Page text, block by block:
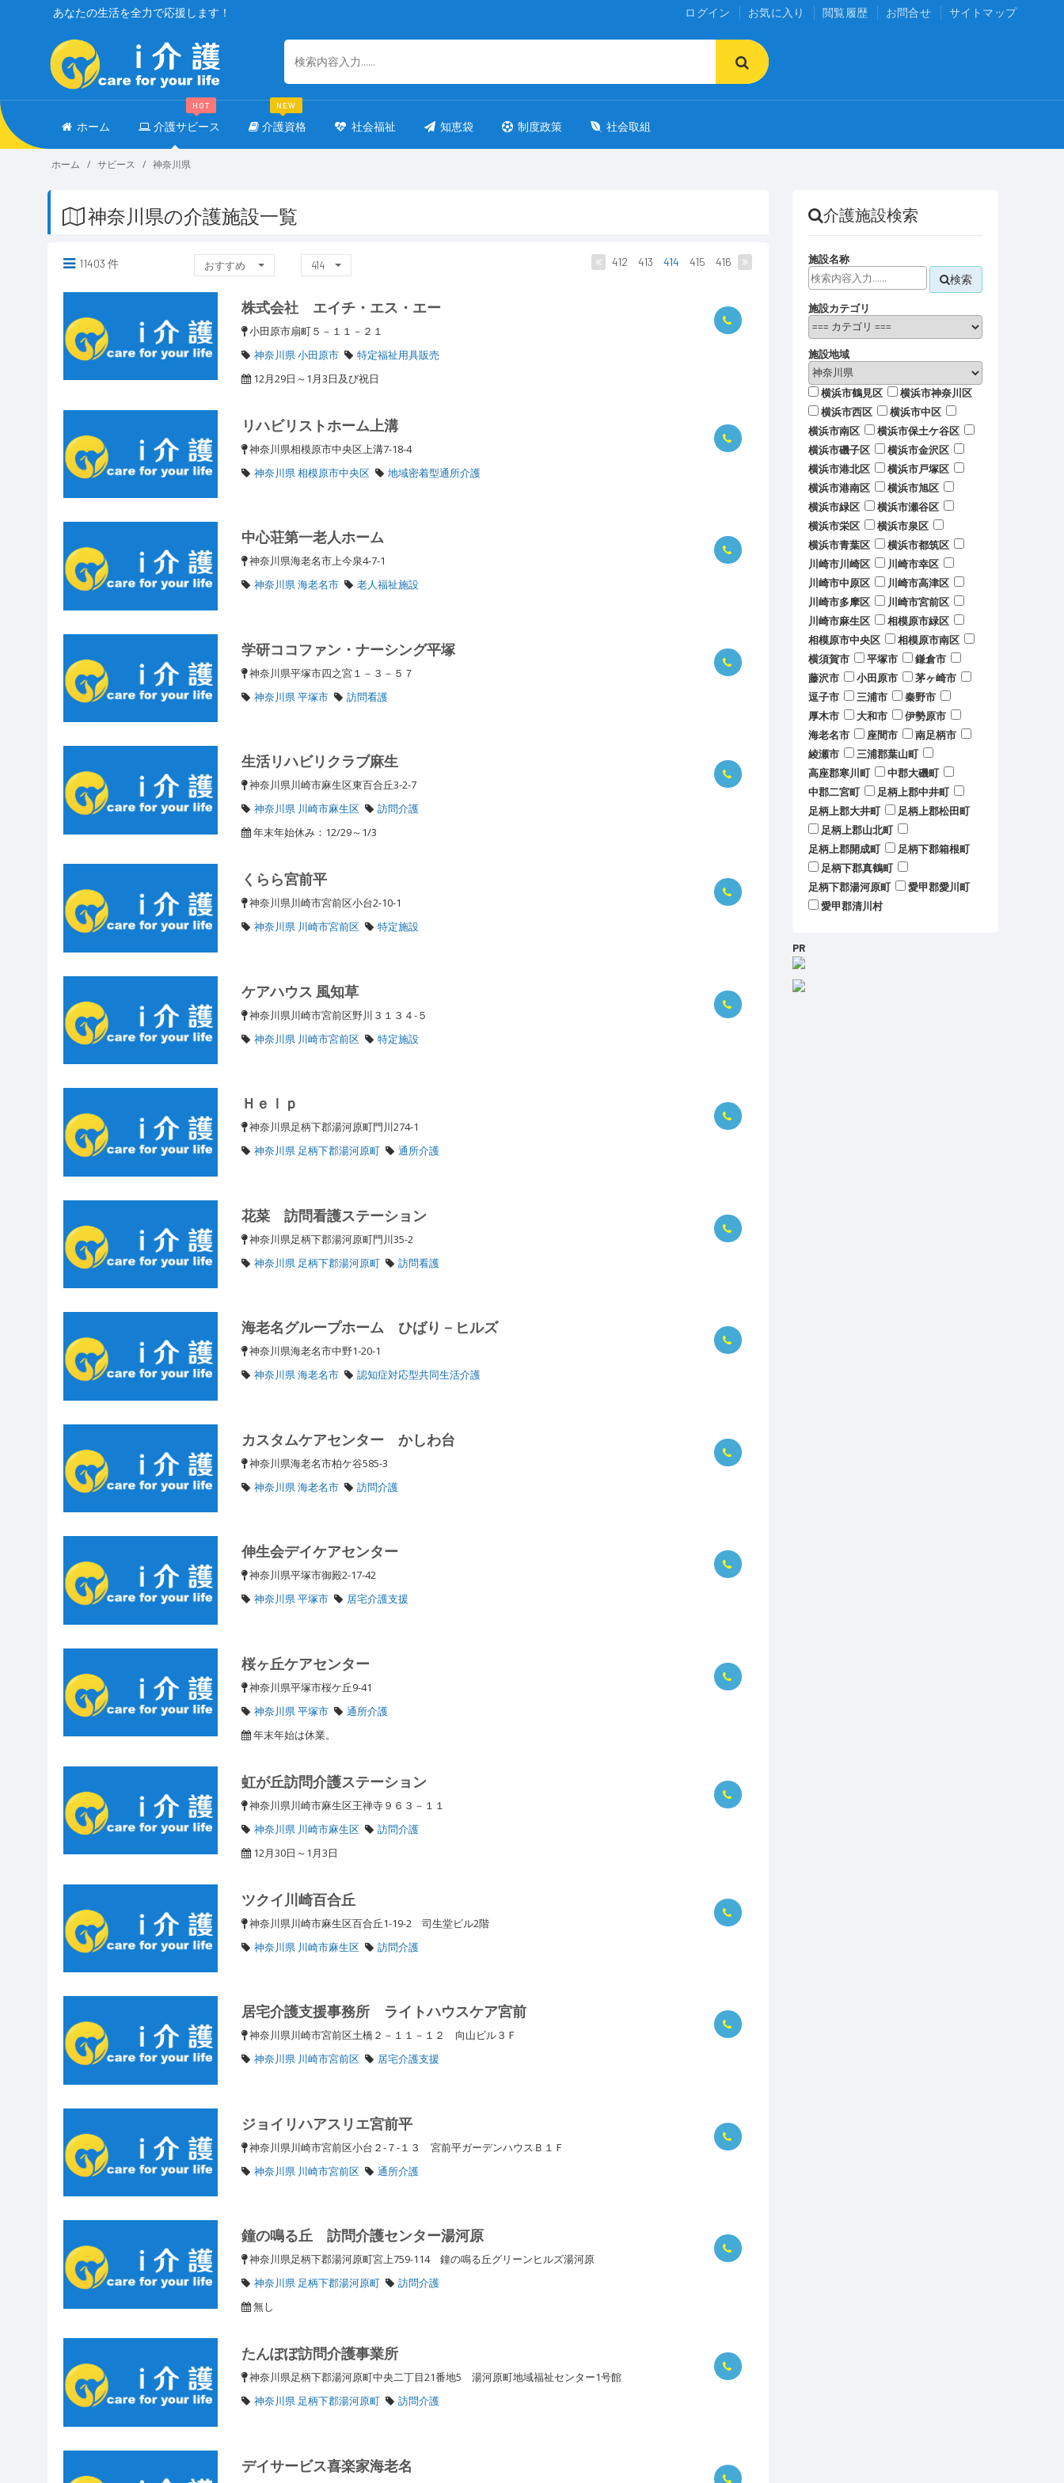
ログイン お気に入り 閲覧履歴 お問合せ サイトマップ
あなたの生活を全力で応援します！
ホーム 介護サビース
HOT
介護資格
NEW
社会福祉 知恵袋 制度政策 社会取組
ホーム サビース 神奈川県
神奈川県の介護施設一覧
11403 件 おすすめ 414 412 413 414 415 416
株式会社 エイチ・エス・エー
小田原市扇町５－１１－２１
神奈川県 小田原市
特定福祉用具販売
12月29日～1月3日及び祝日
リハビリストホーム上溝
神奈川県相模原市中央区上溝7-18-4
神奈川県 相模原市中央区
地域密着型通所介護
中心荘第一老人ホーム
神奈川県海老名市上今泉4-7-1
神奈川県 海老名市
老人福祉施設
学研ココファン・ナーシング平塚
神奈川県平塚市四之宮１－３－５７
神奈川県 平塚市
訪問看護
生活リハビリクラブ麻生
神奈川県川崎市麻生区東百合丘3-2-7
神奈川県 川崎市麻生区
訪問介護
年末年始休み：12/29～1/3
くらら宮前平
神奈川県川崎市宮前区小台2-10-1
神奈川県 川崎市宮前区
特定施設
ケアハウス 風知草
神奈川県川崎市宮前区野川３１３４-５
神奈川県 川崎市宮前区
特定施設
Ｈｅｌｐ
神奈川県足柄下郡湯河原町門川274-1
神奈川県 足柄下郡湯河原町
通所介護
花菜 訪問看護ステーション
神奈川県足柄下郡湯河原町門川35-2
神奈川県 足柄下郡湯河原町
訪問看護
海老名グループホーム ひばり－ヒルズ
神奈川県海老名市中野1-20-1
神奈川県 海老名市
認知症対応型共同生活介護
カスタムケアセンター かしわ台
神奈川県海老名市柏ケ谷585-3
神奈川県 海老名市
訪問介護
伸生会デイケアセンター
神奈川県平塚市御殿2-17-42
神奈川県 平塚市
居宅介護支援
桜ヶ丘ケアセンター
神奈川県平塚市桜ケ丘9-41
神奈川県 平塚市
通所介護
年末年始は休業。
虹が丘訪問介護ステーション
神奈川県川崎市麻生区王禅寺９６３－１１
神奈川県 川崎市麻生区
訪問介護
12月30日～1月3日
ツクイ川崎百合丘
神奈川県川崎市麻生区百合丘1-19-2 司生堂ビル2階
神奈川県 川崎市麻生区
訪問介護
居宅介護支援事務所 ライトハウスケア宮前
神奈川県川崎市宮前区土橋２－１１－１２ 向山ビル３Ｆ
神奈川県 川崎市宮前区
居宅介護支援
ジョイリハアスリエ宮前平
神奈川県川崎市宮前区小台２-７-１３ 宮前平ガーデンハウスＢ１Ｆ
神奈川県 川崎市宮前区
通所介護
鐘の鳴る丘 訪問介護センター湯河原
神奈川県足柄下郡湯河原町宮上759-114 鐘の鳴る丘グリーンヒルズ湯河原
神奈川県 足柄下郡湯河原町
訪問介護
無し
たんぽぽ訪問介護事業所
神奈川県足柄下郡湯河原町中央二丁目21番地5 湯河原町地域福祉センター1号館
神奈川県 足柄下郡湯河原町
訪問介護
デイサービス喜楽家海老名
介護施設検索
施設名称
検索
施設カテゴリ
施設地域
横浜市鶴見区
横浜市神奈川区
横浜市西区
横浜市中区
横浜市南区
横浜市保土ケ谷区
横浜市磯子区
横浜市金沢区
横浜市港北区
横浜市戸塚区
横浜市港南区
横浜市旭区
横浜市緑区
横浜市瀬谷区
横浜市栄区
横浜市泉区
横浜市青葉区
横浜市都筑区
川崎市川崎区
川崎市幸区
川崎市中原区
川崎市高津区
川崎市多摩区
川崎市宮前区
川崎市麻生区
相模原市緑区
相模原市中央区
相模原市南区
横須賀市
平塚市
鎌倉市
藤沢市
小田原市
茅ヶ崎市
逗子市
三浦市
秦野市
厚木市
大和市
伊勢原市
海老名市
座間市
南足柄市
綾瀬市
三浦郡葉山町
高座郡寒川町
中郡大磯町
中郡二宮町
足柄上郡中井町
足柄上郡大井町
足柄上郡松田町
足柄上郡山北町
足柄上郡開成町
足柄下郡箱根町
足柄下郡真鶴町
足柄下郡湯河原町
愛甲郡愛川町
愛甲郡清川村
PR